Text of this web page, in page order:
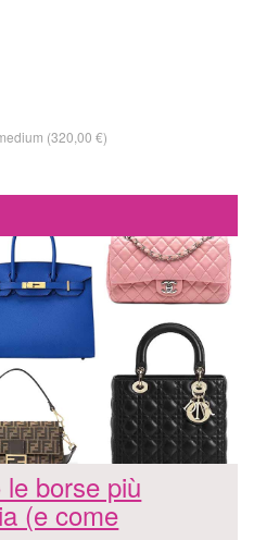
(320,00 €)
borse più
(e come